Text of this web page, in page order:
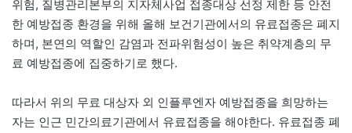
위험, 질병관리본부의 지자체사업 접종대상 선정 제한 등 안전
한 예방접종 환경을 위해 올해 보건기관에서의 유료접종은 폐지
하며, 본연의 역할인 감염과 전파위험성이 높은 취약계층의 무
료 예방접종에 집중하기로 했다.
따라서 위의 무료 대상자 외 인플루엔자 예방접종을 희망하는
자는 인근 민간의료기관에서 유료접종을 해야한다. 유료접종 폐